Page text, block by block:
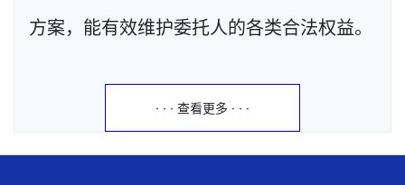
方案，能有效维护委托人的各类合法权益。
· · · 查看更多 · · ·